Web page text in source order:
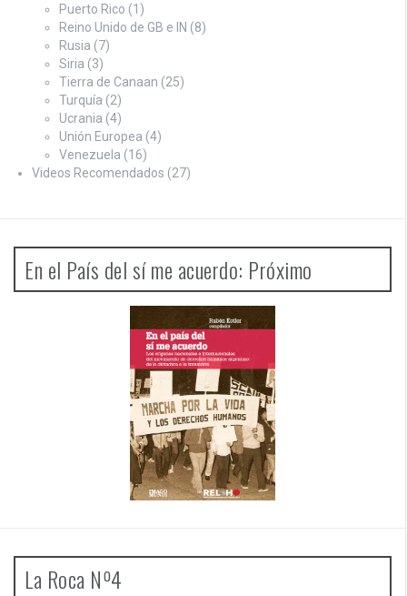
Puerto Rico (1)
Reino Unido de GB e IN (8)
Rusia (7)
Siria (3)
Tierra de Canaan (25)
Turquía (2)
Ucrania (4)
Unión Europea (4)
Venezuela (16)
Videos Recomendados (27)
En el País del sí me acuerdo: Próximo
La Roca Nº4